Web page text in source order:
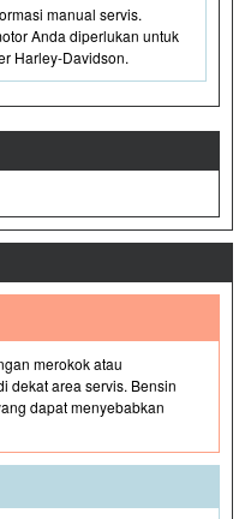
manual servis.
Anda diperlukan untuk
Harley-Davidson.
merokok atau
dekat area servis. Bensin
dapat menyebabkan